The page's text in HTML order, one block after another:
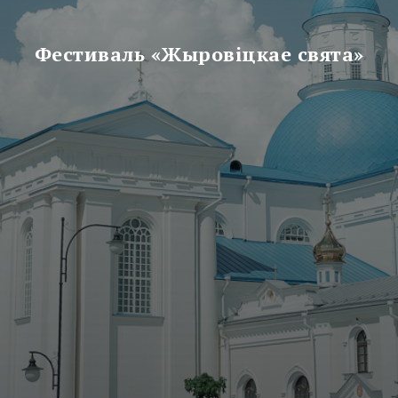
Фестиваль «Жыровiцкае свята»